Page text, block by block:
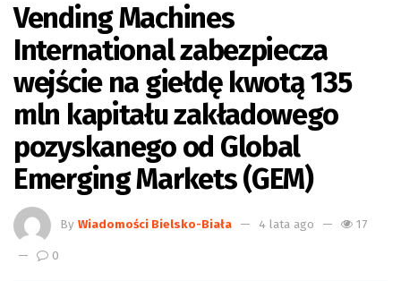
Vending Machines
International zabezpiecza
wejście na giełdę kwotą 135
mln kapitału zakładowego
pozyskanego od Global
Emerging Markets (GEM)
By Wiadomości Bielsko-Biała 4 lata ago 17
0